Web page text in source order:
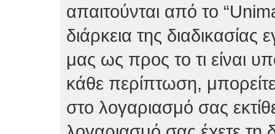
απαιτούνται από το
διάρκεια της
μας ως προς το τι είναι
κάθε περίπτωση,
στο λογαριασμό σας